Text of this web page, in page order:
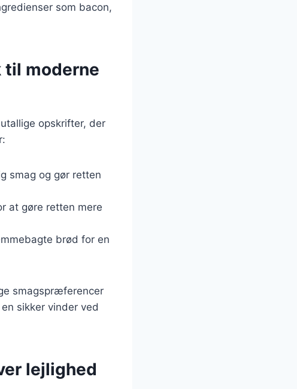
som bacon,
til moderne
opskrifter, der
smag og gør retten
at gøre retten mere
brød for en
smagspræferencer
sikker vinder ved
lejlighed